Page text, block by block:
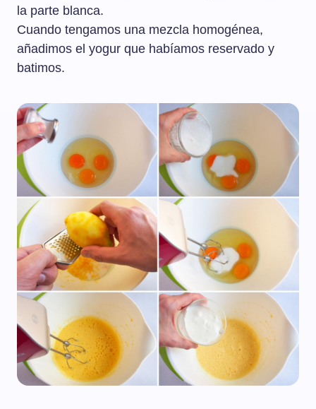
la parte blanca.
Cuando tengamos una mezcla homogénea,
añadimos el yogur que habíamos reservado y
batimos.